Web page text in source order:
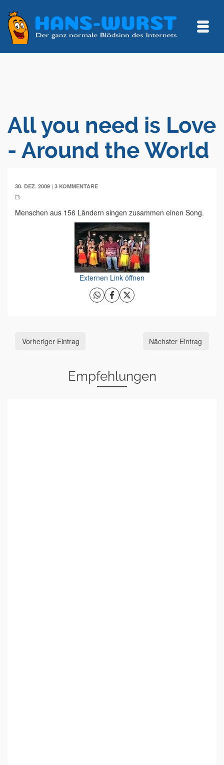
All you need is Love
- Around the World
30. DEZ. 2009 | 3 KOMMENTARE
Menschen aus 156 Ländern singen zusammen einen Song.
Externen Link öffnen
Vorheriger Eintrag Nächster Eintrag
Empfehlungen